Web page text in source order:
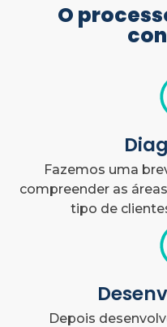
O
Fazemos uma
compreender as
tipo de
Depois